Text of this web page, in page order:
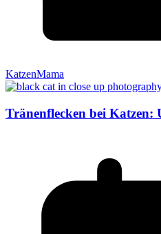
KatzenMama
Tränenflecken bei Katzen: